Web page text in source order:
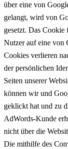
über eine von
gelangt, wird von
gesetzt. Das
Nutzer auf eine von
Cookies verlieren
der persönlichen
Seiten unserer
können wir und
geklickt hat und zu
AdWords-Kunde
nicht über die
Die mithilfe des